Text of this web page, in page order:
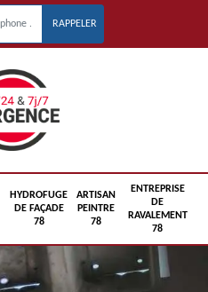
HYDROFUGE
DE FAÇADE
78
ARTISAN
PEINTRE
78
ENTREPRISE
DE
RAVALEMENT
78